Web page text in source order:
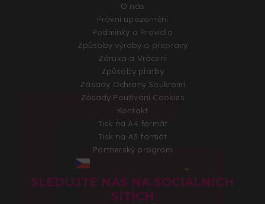
O nás
Právní upozornění
Podmínky a Pravidla
Způsoby výroby a přepravy
Záruka a Vrácení
Způsoby platby
Zásady Ochrany Soukromí
Zásady Používání Cookies
Kontakt
Tisk na A4 formát
Tisk na A3 formát
Partnerský program
SLEDUJTE NÁS NA SOCIÁLNÍCH
SÍTÍCH